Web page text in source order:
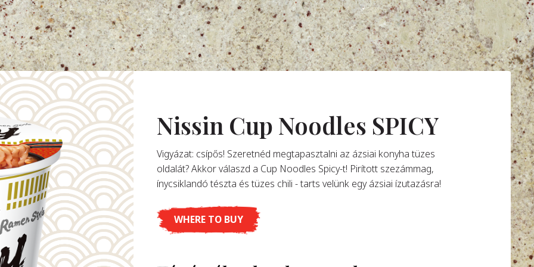
Nissin Cup Noodles SPICY
Vigyázat: csípős! Szeretnéd megtapasztalni az ázsiai konyha tüzes
oldalát? Akkor válaszd a Cup Noodles Spicy-t! Pirított szezámmag,
ínycsiklandó tészta és tüzes chili - tarts velünk egy ázsiai ízutazásra!
WHERE TO BUY